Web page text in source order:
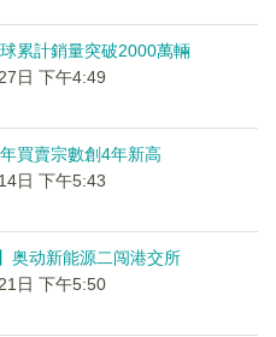
累計銷量突破2000萬輛
日 下午4:49
買賣宗數創4年新高
日 下午5:43
奥动新能源二闯港交所
日 下午5:50